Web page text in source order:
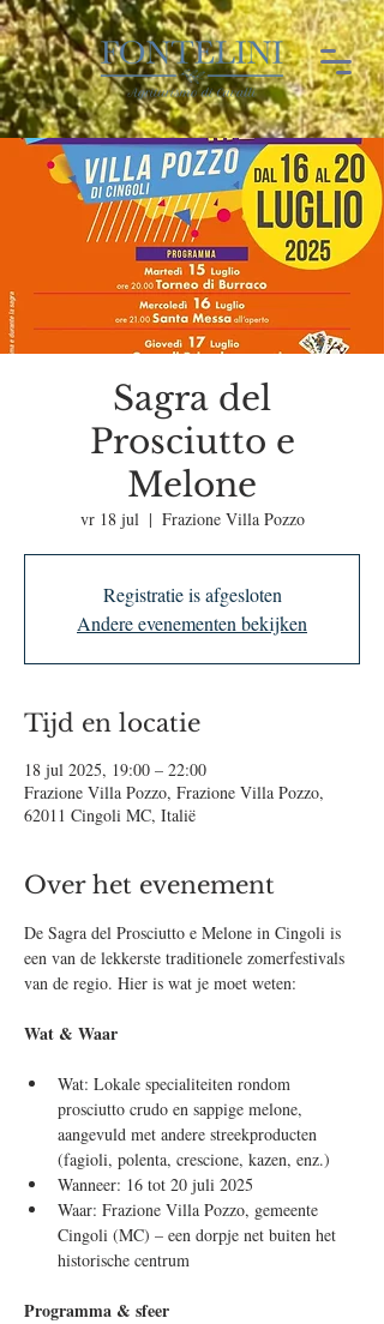
Sagra del
Prosciutto e
Melone
vr 18 jul
  |
Frazione Villa Pozzo
Registratie is afgesloten
Andere evenementen bekijken
Tijd en locatie
18 jul 2025, 19:00 – 22:00
Frazione Villa Pozzo, Frazione Villa Pozzo,
62011 Cingoli MC, Italië
Over het evenement
De Sagra del Prosciutto e Melone in Cingoli is
een van de lekkerste traditionele zomerfestivals
van de regio. Hier is wat je moet weten:
Wat & Waar
Wat: Lokale specialiteiten rondom
prosciutto crudo en sappige melone,
aangevuld met andere streekproducten
(fagioli, polenta, crescione, kazen, enz.)
Wanneer: 16 tot 20 juli 2025
Waar: Frazione Villa Pozzo, gemeente
Cingoli (MC) – een dorpje net buiten het
historische centrum
Programma & sfeer